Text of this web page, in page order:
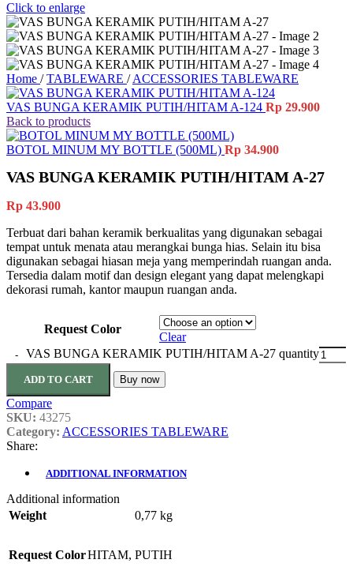
Click to enlarge
Home / TABLEWARE / ACCESSORIES TABLEWARE
VAS BUNGA KERAMIK PUTIH/HITAM A-124 Rp 29.900
Back to products
BOTOL MINUM MY BOTTLE (500ML) Rp 34.900
VAS BUNGA KERAMIK PUTIH/HITAM A-27
Rp 43.900
Terbuat dari bahan keramik berkualitas yang digunakan sebagai
tempat untuk menata atau merangkai bunga hias. Selain itu bisa
digunakan sebagai hiasan meja yang memperindah ruangan anda.
Tersedia dalam motif dan design elegant yang dapat melengkapi
dekorasi rumah, kantor maupun ruangan anda.
Request Color
Clear
VAS BUNGA KERAMIK PUTIH/HITAM A-27 quantity
ADD TO CART Buy now
Compare
SKU: 43275
Category: ACCESSORIES TABLEWARE
Share:
ADDITIONAL INFORMATION
Additional information
Weight
0,77 kg
Request ColorHITAM, PUTIH